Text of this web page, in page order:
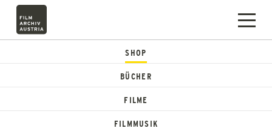
SHOP
BÜCHER
FILME
FILMMUSIK